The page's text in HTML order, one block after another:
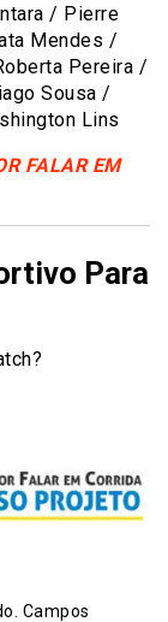
/ Pierre
Mendes /
Pereira /
Sousa /
Lins
FALAR EM
Para
Campos